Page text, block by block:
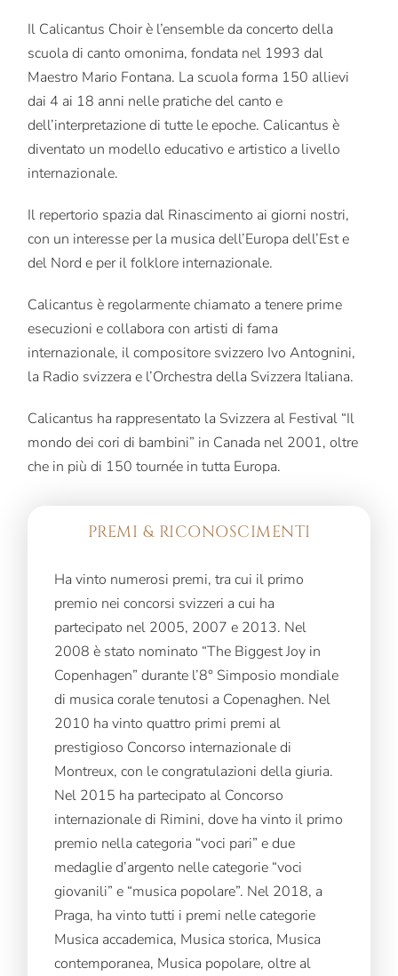
Il Calicantus Choir è l’ensemble da concerto della
scuola di canto omonima, fondata nel 1993 dal
Maestro Mario Fontana. La scuola forma 150 allievi
dai 4 ai 18 anni nelle pratiche del canto e
dell’interpretazione di tutte le epoche. Calicantus è
diventato un modello educativo e artistico a livello
internazionale.
Il repertorio spazia dal Rinascimento ai giorni nostri,
con un interesse per la musica dell’Europa dell’Est e
del Nord e per il folklore internazionale.
Calicantus è regolarmente chiamato a tenere prime
esecuzioni e collabora con artisti di fama
internazionale, il compositore svizzero Ivo Antognini,
la Radio svizzera e l’Orchestra della Svizzera Italiana.
Calicantus ha rappresentato la Svizzera al Festival “Il
mondo dei cori di bambini” in Canada nel 2001, oltre
che in più di 150 tournée in tutta Europa.
PREMI & RICONOSCIMENTI
Ha vinto numerosi premi, tra cui il primo
premio nei concorsi svizzeri a cui ha
partecipato nel 2005, 2007 e 2013. Nel
2008 è stato nominato “The Biggest Joy in
Copenhagen” durante l’8° Simposio mondiale
di musica corale tenutosi a Copenaghen. Nel
2010 ha vinto quattro primi premi al
prestigioso Concorso internazionale di
Montreux, con le congratulazioni della giuria.
Nel 2015 ha partecipato al Concorso
internazionale di Rimini, dove ha vinto il primo
premio nella categoria “voci pari” e due
medaglie d’argento nelle categorie “voci
giovanili” e “musica popolare”. Nel 2018, a
Praga, ha vinto tutti i premi nelle categorie
Musica accademica, Musica storica, Musica
contemporanea, Musica popolare, oltre al